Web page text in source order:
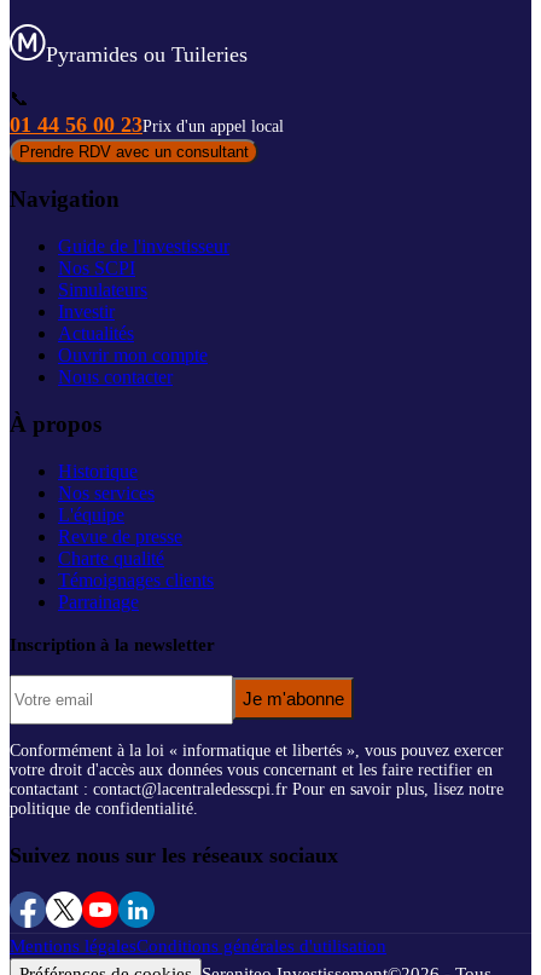
Pyramides ou Tuileries
📞
01 44 56 00 23Prix d'un appel local
Prendre RDV avec un consultant
Navigation
Guide de l'investisseur
Nos SCPI
Simulateurs
Investir
Actualités
Ouvrir mon compte
Nous contacter
À propos
Historique
Nos services
L'équipe
Revue de presse
Charte qualité
Témoignages clients
Parrainage
Inscription à la newsletter
Je m'abonne
Conformément à la loi « informatique et libertés », vous pouvez exercer
votre droit d'accès aux données vous concernant et les faire rectifier en
contactant : contact@lacentraledesscpi.fr Pour en savoir plus, lisez notre
politique de confidentialité.
Suivez nous sur les réseaux sociaux
Mentions légalesConditions générales d'utilisation